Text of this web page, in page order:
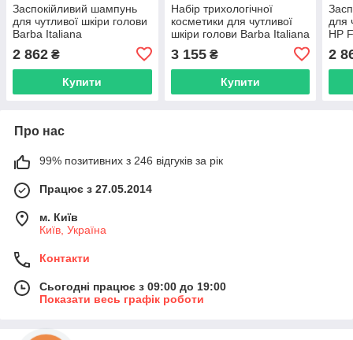
Заспокійливий шампунь
для чутливої шкіри голови
Barba Italiana
(BI070770BIG)
2 862 ₴
Купити
Набір трихологічної
косметики для чутливої
шкіри голови Barba Italiana
(BIM602S)
3 155₴
Купити
для
HP
2
Про нас
99% позитивних з 246 відгуків за рік
Працює з 27.05.2014
м. Київ
Київ, Україна
Контакти
Сьогодні працює з 09:00 до 19:00
Показати весь графік роботи